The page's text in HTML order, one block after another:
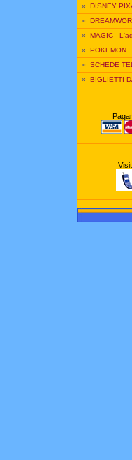
» DISNEY
»
» MAGIC -
» POKEMON
» SCHEDE
» BIGLIETTI